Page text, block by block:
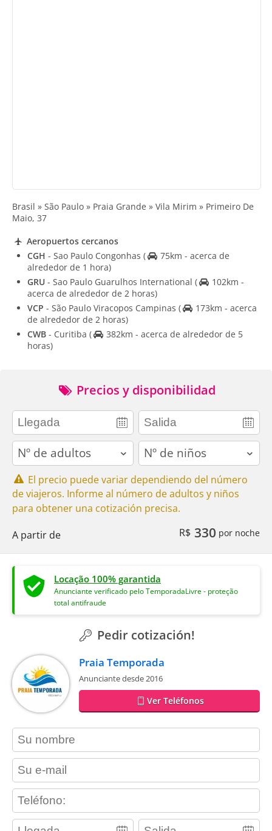
Brasil » São Paulo » Praia Grande » Vila Mirim » Primeiro De
Maio, 37
Aeropuertos cercanos
CGH - Sao Paulo Congonhas (
75km - acerca de
alrededor de 1 hora)
GRU - Sao Paulo Guarulhos International (
102km -
acerca de alrededor de 2 horas)
VCP - São Paulo Viracopos Campinas (
173km - acerca
de alrededor de 2 horas)
CWB - Curitiba (
382km - acerca de alrededor de 5
horas)
Precios y disponibilidad
adults children
El precio puede variar dependiendo del número
de viajeros. Informe al número de adultos y niños
para obtener una cotización precisa.
A partir de
R$ 330 por noche
Locação 100% garantida
Anunciante verificado pelo TemporadaLivre - proteção
total antifraude
Pedir cotización!
Praia Temporada
Anunciante desde 2016
Ver Teléfonos
contact_name
contact_email
contact_phone